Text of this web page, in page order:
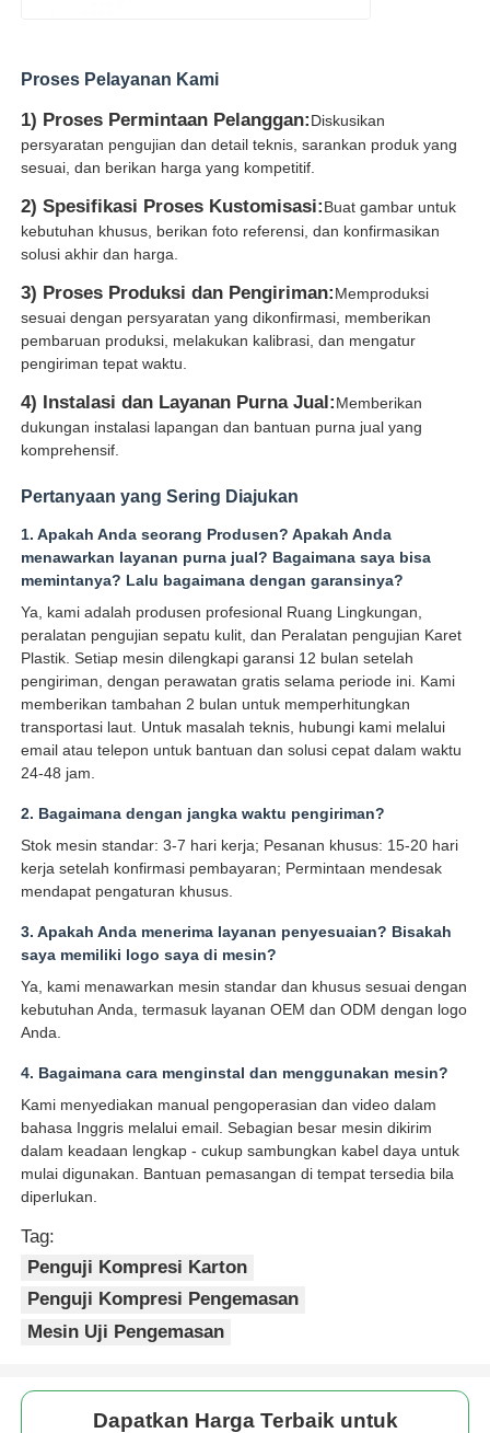
Proses Pelayanan Kami
1) Proses Permintaan Pelanggan:Diskusikan
persyaratan pengujian dan detail teknis, sarankan produk yang
sesuai, dan berikan harga yang kompetitif.
2) Spesifikasi Proses Kustomisasi:Buat gambar untuk
kebutuhan khusus, berikan foto referensi, dan konfirmasikan
solusi akhir dan harga.
3) Proses Produksi dan Pengiriman:Memproduksi
sesuai dengan persyaratan yang dikonfirmasi, memberikan
pembaruan produksi, melakukan kalibrasi, dan mengatur
pengiriman tepat waktu.
4) Instalasi dan Layanan Purna Jual:Memberikan
dukungan instalasi lapangan dan bantuan purna jual yang
komprehensif.
Pertanyaan yang Sering Diajukan
1. Apakah Anda seorang Produsen? Apakah Anda
menawarkan layanan purna jual? Bagaimana saya bisa
memintanya? Lalu bagaimana dengan garansinya?
Ya, kami adalah produsen profesional Ruang Lingkungan,
peralatan pengujian sepatu kulit, dan Peralatan pengujian Karet
Plastik. Setiap mesin dilengkapi garansi 12 bulan setelah
pengiriman, dengan perawatan gratis selama periode ini. Kami
memberikan tambahan 2 bulan untuk memperhitungkan
transportasi laut. Untuk masalah teknis, hubungi kami melalui
email atau telepon untuk bantuan dan solusi cepat dalam waktu
24-48 jam.
2. Bagaimana dengan jangka waktu pengiriman?
Stok mesin standar: 3-7 hari kerja; Pesanan khusus: 15-20 hari
kerja setelah konfirmasi pembayaran; Permintaan mendesak
mendapat pengaturan khusus.
3. Apakah Anda menerima layanan penyesuaian? Bisakah
saya memiliki logo saya di mesin?
Ya, kami menawarkan mesin standar dan khusus sesuai dengan
kebutuhan Anda, termasuk layanan OEM dan ODM dengan logo
Anda.
4. Bagaimana cara menginstal dan menggunakan mesin?
Kami menyediakan manual pengoperasian dan video dalam
bahasa Inggris melalui email. Sebagian besar mesin dikirim
dalam keadaan lengkap - cukup sambungkan kabel daya untuk
mulai digunakan. Bantuan pemasangan di tempat tersedia bila
diperlukan.
Tag:
Penguji Kompresi Karton
Penguji Kompresi Pengemasan
Mesin Uji Pengemasan
Dapatkan Harga Terbaik untuk